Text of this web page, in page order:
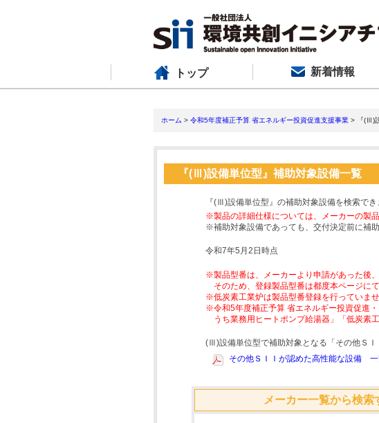
トップ 新着情報
ホーム > 令和5年度補正予算 省エネルギー投資促進支援事業 > 『(Ⅲ)
『(Ⅲ)設備単位型』補助対象設備一覧
『(Ⅲ)設備単位型』の補助対象設備を検索でき
※製品の詳細仕様については、メーカーの製
※補助対象設備であっても、交付決定前に補
令和7年5月2日時点
※製品型番は、メーカーより申請があった後
そのため、登録製品型番は都度本ページに
※低炭素工業炉は製品型番登録を行っていま
※令和5年度補正予算 省エネルギー投資促進
うち業務用ヒートポンプ給湯器」「低炭素
(Ⅲ)設備単位型で補助対象となる「その他ＳＩ
その他ＳＩＩが認めた高性能な設備 一
メーカー一覧から検索